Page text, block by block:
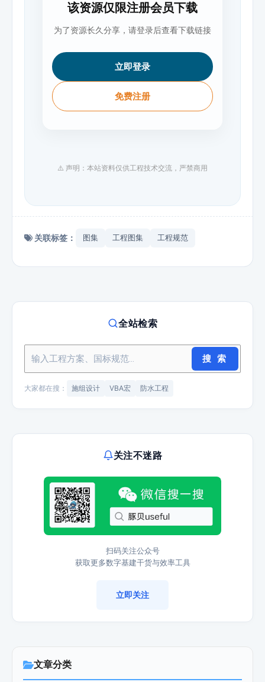
该资源仅限注册会员下载
为了资源长久分享，请登录后查看下载链接
立即登录
免费注册
⚠️ 声明：本站资料仅供工程技术交流，严禁商用
关联标签： 图集 工程图集 工程规范
全站检索
搜 索
大家都在搜： 施组设计 VBA宏 防水工程
关注不迷路
扫码关注公众号
获取更多数字基建干货与效率工具
立即关注
文章分类